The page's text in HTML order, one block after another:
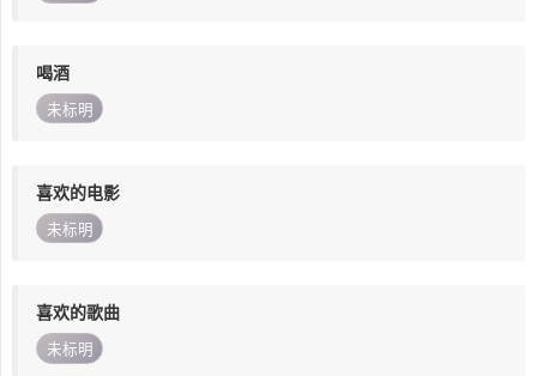
喝酒
未标明
喜欢的电影
未标明
喜欢的歌曲
未标明